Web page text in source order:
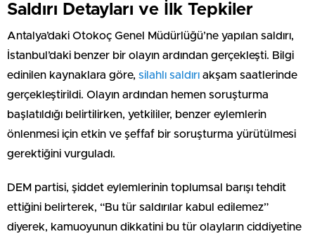
Saldırı Detayları ve İlk Tepkiler
Antalya’daki Otokoç Genel Müdürlüğü’ne yapılan saldırı,
İstanbul’daki benzer bir olayın ardından gerçekleşti. Bilgi
edinilen kaynaklara göre, silahlı saldırı akşam saatlerinde
gerçekleştirildi. Olayın ardından hemen soruşturma
başlatıldığı belirtilirken, yetkililer, benzer eylemlerin
önlenmesi için etkin ve şeffaf bir soruşturma yürütülmesi
gerektiğini vurguladı.
DEM partisi, şiddet eylemlerinin toplumsal barışı tehdit
ettiğini belirterek, “Bu tür saldırılar kabul edilemez”
diyerek, kamuoyunun dikkatini bu tür olayların ciddiyetine